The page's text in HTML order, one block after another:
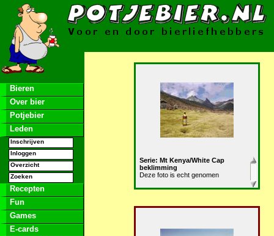
Bieren
Over bier
Potjebier
Leden
Inschrijven
Inloggen
Overzicht
Zoeken
Recepten
Fun
Games
E-cards
Serie: Mt Kenya/White Cap
beklimming
Deze foto is echt genomen